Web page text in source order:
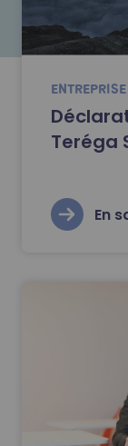
ENTREPRISE
Teréga
En